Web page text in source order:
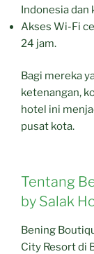
Indonesia dan
Akses Wi-Fi
24 jam.
Bagi mereka
ketenangan,
hotel ini
pusat kota.
Tentang
by Salak
Bening
City Resort di